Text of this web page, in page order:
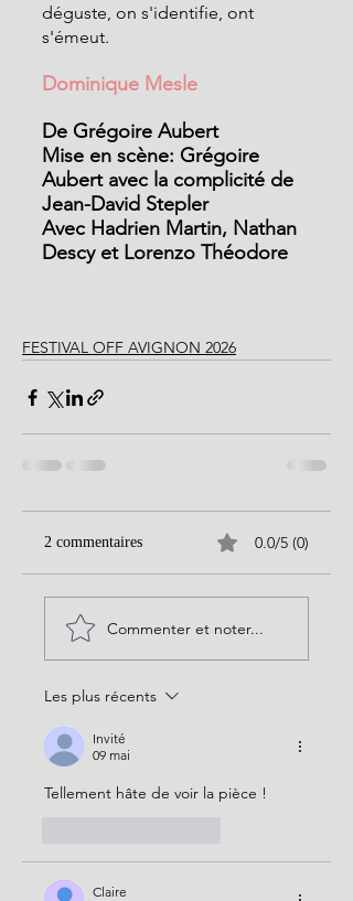
déguste, on s'identifie, ont
s'émeut.
Dominique Mesle
De Grégoire Aubert
Mise en scène: Grégoire
Aubert avec la complicité de
Jean-David Stepler
Avec Hadrien Martin, Nathan
Descy et Lorenzo Théodore
FESTIVAL OFF AVIGNON 2026
2 commentaires 0.0/5 (0)
Commenter et noter...
Les plus récents
Invité
09 mai
Tellement hâte de voir la pièce !
Claire